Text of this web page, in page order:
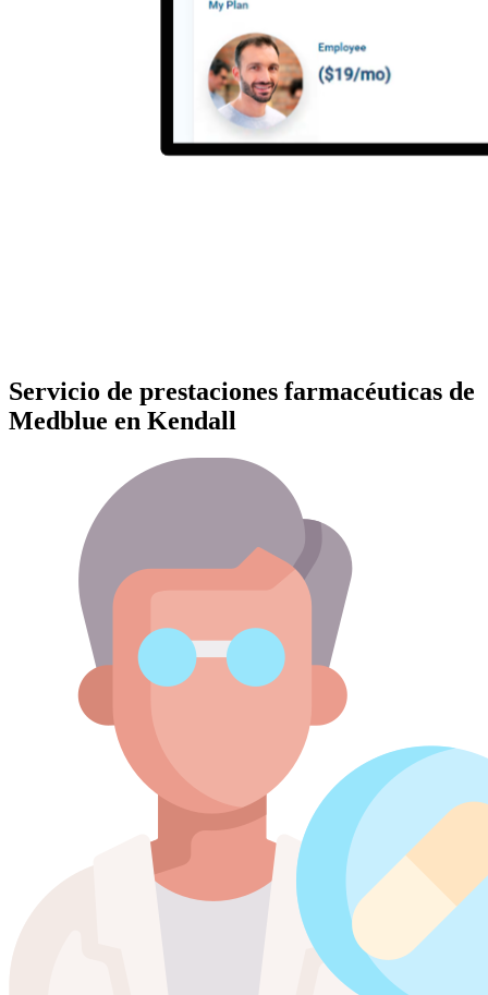
Servicio de prestaciones farmacéuticas de
Medblue en Kendall